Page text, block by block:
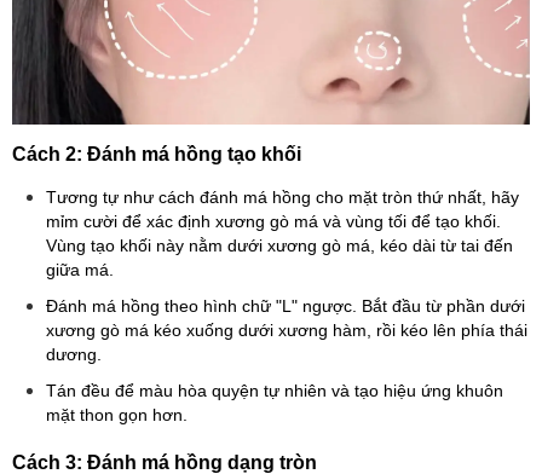
Cách 2: Đánh má hồng tạo khối
Tương tự như cách đánh má hồng cho mặt tròn thứ nhất, hãy
mỉm cười để xác định xương gò má và vùng tối để tạo khối.
Vùng tạo khối này nằm dưới xương gò má, kéo dài từ tai đến
giữa má.
Đánh má hồng theo hình chữ "L" ngược. Bắt đầu từ phần dưới
xương gò má kéo xuống dưới xương hàm, rồi kéo lên phía thái
dương.
Tán đều để màu hòa quyện tự nhiên và tạo hiệu ứng khuôn
mặt thon gọn hơn.
Cách 3: Đánh má hồng dạng tròn